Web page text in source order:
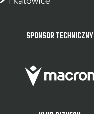
SPONSOR TECHNICZNY